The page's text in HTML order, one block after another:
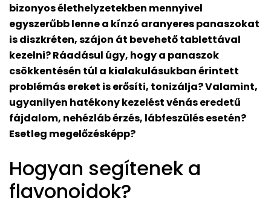
bizonyos élethelyzetekben mennyivel
egyszerűbb lenne a kínzó aranyeres panaszokat
is diszkréten, szájon át bevehető tablettával
kezelni? Ráadásul úgy, hogy a panaszok
csökkentésén túl a kialakulásukban érintett
problémás ereket is erősíti, tonizálja? Valamint,
ugyanilyen hatékony kezelést vénás eredetű
fájdalom, nehézláb érzés, lábfeszülés esetén?
Esetleg megelőzésképp?
Hogyan segítenek a
flavonoidok?